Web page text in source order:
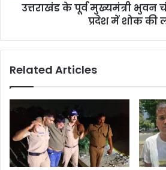
उत्तराखंड के पूर्व मुख्यमंत्री भुवन
प्रदेश में शोक की
Related Articles